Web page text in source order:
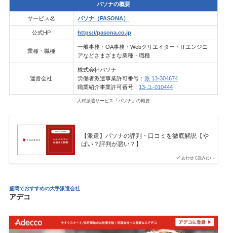
パソナの概要
サービス名 パソナ（PASONA）
公式HP https://pasona.co.jp
業種・職種
一般事務・OA事務・Webクリエイター・ITエンジニ
アなどさまざまな業種・職種
運営会社
株式会社パソナ
労働者派遣事業許可番号：派 13-304674
職業紹介事業許可番号： 13-ユ-010444
人材派遣サービス『パソナ』の概要
あわせて読みたい
【派遣】パソナの評判・口コミを徹底解説【や
ばい？評判が悪い？】
盛岡でおすすめの大手派遣会社:
アデコ